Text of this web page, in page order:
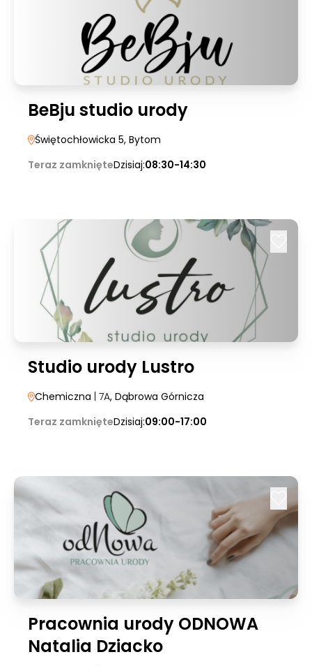
BeBju studio urody
Świętochłowicka 5, Bytom
Teraz zamknięteDzisiaj:08:30-14:30
Studio urody Lustro
Chemiczna | 7A, Dąbrowa Górnicza
Teraz zamknięteDzisiaj:09:00-17:00
Pracownia urody ODNOWA
Natalia Dziacko